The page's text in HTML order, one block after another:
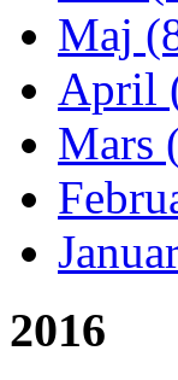
Maj
April
Mars
2016